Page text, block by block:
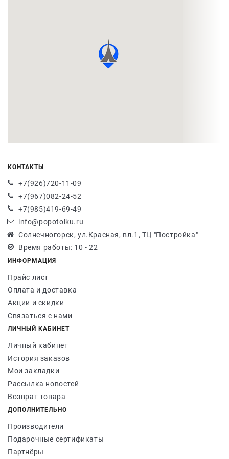
КОНТАКТЫ
+7(926)720-11-09
+7(967)082-24-52
+7(985)419-69-49
info@popotolku.ru
Солнечногорск, ул.Красная, вл.1, ТЦ "Постройка"
Время работы: 10 - 22
ИНФОРМАЦИЯ
Прайс лист
Оплата и доставка
Акции и скидки
Связаться с нами
ЛИЧНЫЙ КАБИНЕТ
Личный кабинет
История заказов
Мои закладки
Рассылка новостей
Возврат товара
ДОПОЛНИТЕЛЬНО
Производители
Подарочные сертификаты
Партнёры